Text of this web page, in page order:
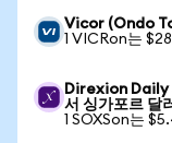
Vicor (Ondo
1 VICRon는
Direxion Daily
서 싱가포르 달
1 SOXSon는